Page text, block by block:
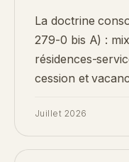
La doctrine
279-0 bis A) :
résidences-
cession et
Juillet 2026